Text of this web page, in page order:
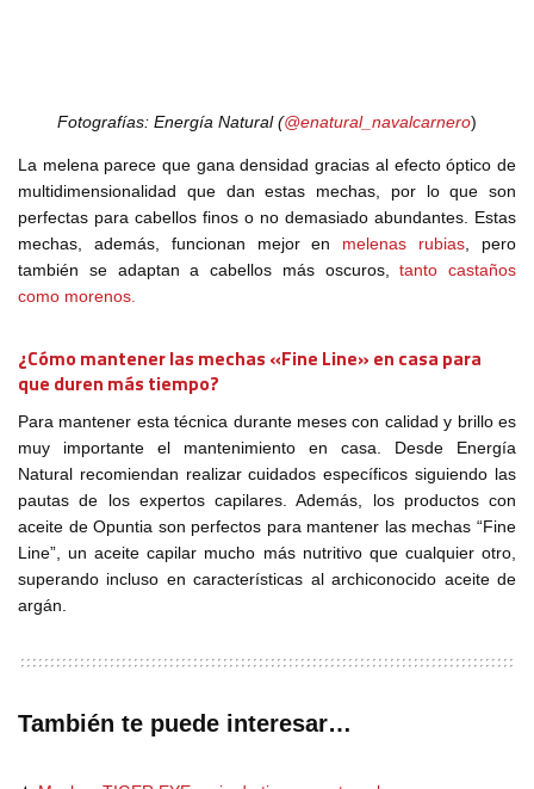
Fotografías: Energía Natural (@enatural_navalcarnero)
La melena parece que gana densidad gracias al efecto óptico de
multidimensionalidad que dan estas mechas, por lo que son
perfectas para cabellos finos o no demasiado abundantes. Estas
mechas, además, funcionan mejor en melenas rubias, pero
también se adaptan a cabellos más oscuros,tanto castaños
como morenos.
¿Cómo mantener las mechas «Fine Line» en casa para
que duren más tiempo?
Para mantener esta técnica durante meses con calidad y brillo es
muy importante el mantenimiento en casa. Desde Energía
Natural recomiendan realizar cuidados específicos siguiendo las
pautas de los expertos capilares. Además, los productos con
aceite de Opuntia son perfectos para mantener las mechas “Fine
Line”, un aceite capilar mucho más nutritivo que cualquier otro,
superando incluso en características al archiconocido aceite de
argán.
También te puede interesar…